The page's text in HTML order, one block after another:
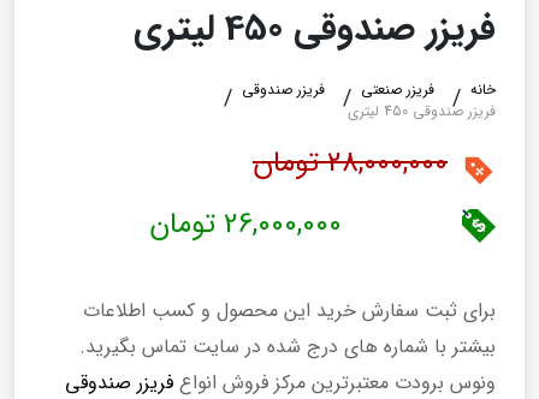
فریزر صندوقی 450 لیتری
خانه فریزر صنعتی
فریزر صندوقی
فریزر صندوقی 450 لیتری
28,000,000 تومان
26,000,000 تومان
برای ثبت سفارش خرید این محصول و کسب اطلاعات
بیشتر با شماره های درج شده در سایت تماس بگیرید.
ونوس برودت معتبرترین مرکز فروش انواع فریزر صندوقی